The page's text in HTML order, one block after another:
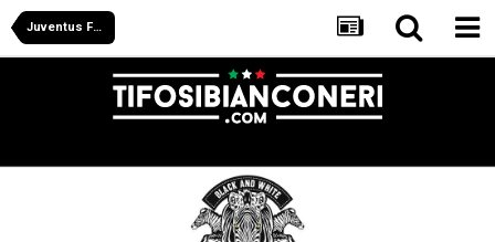
Juventus Forum